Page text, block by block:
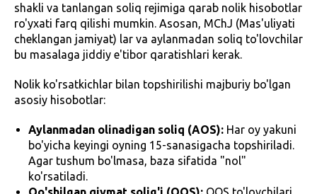
shakli va tanlangan soliq rejimiga qarab nolik hisobotlar
ro'yxati farq qilishi mumkin. Asosan, MChJ (Mas'uliyati
cheklangan jamiyat) lar va aylanmadan soliq to'lovchilar
bu masalaga jiddiy e'tibor qaratishlari kerak.
Nolik ko'rsatkichlar bilan topshirilishi majburiy bo'lgan
asosiy hisobotlar:
Aylanmadan olinadigan soliq (AOS): Har oy yakuni
bo'yicha keyingi oyning 15-sanasigacha topshiriladi.
Agar tushum bo'lmasa, baza sifatida "nol"
ko'rsatiladi.